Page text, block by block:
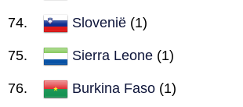
Slovenië (1)
Sierra Leone (1)
Burkina Faso (1)